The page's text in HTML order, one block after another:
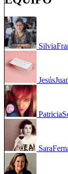
Silvia
Jesús
Patricia
Sara